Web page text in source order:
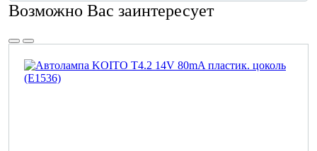
Возможно Вас заинтересует